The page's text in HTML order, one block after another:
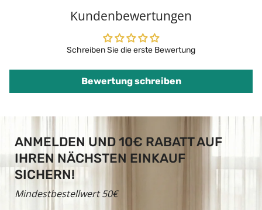
Kundenbewertungen
Schreiben Sie die erste Bewertung
Bewertung schreiben
ANMELDEN UND 10€ RABATT AUF
IHREN NÄCHSTEN EINKAUF
SICHERN!
Mindestbestellwert 50€